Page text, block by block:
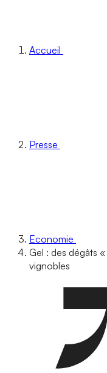
Accueil
Presse
Economie
Gel : des dégâts
vignobles